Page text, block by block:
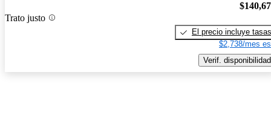
Trato justo
El precio incluye tasas
$2,738/mes
Verif. disponibilidad